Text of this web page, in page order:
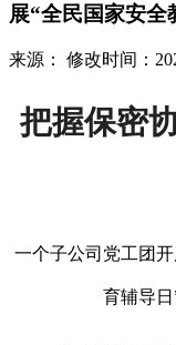
展“全民国家安全
来源： 修改时间：
把握保密
一个子公司党工团
育辅导